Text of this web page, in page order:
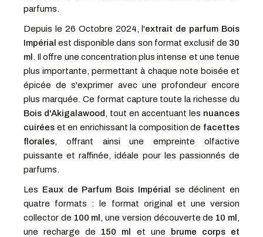
parfums.
Depuis le 26 Octobre 2024, l'extrait de parfum Bois
Impérial est disponible dans son format exclusif de 30
ml
. Il offre une concentration plus intense et une tenue
plus importante, permettant à chaque note boisée et
épicée de s'exprimer avec une profondeur encore
plus marquée. Ce format capture toute la richesse du
Bois d'Akigalawood
, tout en accentuant les nuances
cuirées et en enrichissant la composition de facettes
florales , offrant ainsi une empreinte olfactive
puissante et raffinée, idéale pour les passionnés de
parfums.
Les Eaux de Parfum Bois Impérial
se déclinent en
quatre formats : le format original et une version
collector de 100 ml , une version découverte de 10 ml
une recharge de 150 ml et une
brume corps et